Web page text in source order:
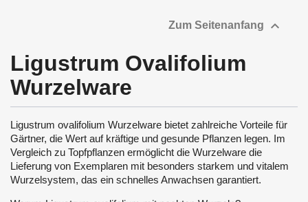
Ligustrum Ovalifolium
Wurzelware
Ligustrum ovalifolium Wurzelware bietet zahlreiche Vorteile für
Gärtner, die Wert auf kräftige und gesunde Pflanzen legen. Im
Vergleich zu Topfpflanzen ermöglicht die Wurzelware die
Lieferung von Exemplaren mit besonders starkem und vitalem
Wurzelsystem, das ein schnelles Anwachsen garantiert.
Zum Seitenanfang 